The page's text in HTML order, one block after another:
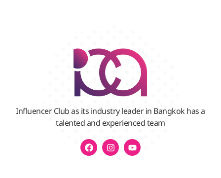
Influencer Club as its industry leader in Bangkok has a
talented and experienced team